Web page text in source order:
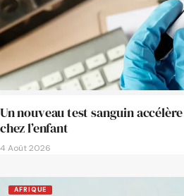
Un nouveau test sanguin
chez l’enfant
4 Août 2026
AFRIQUE